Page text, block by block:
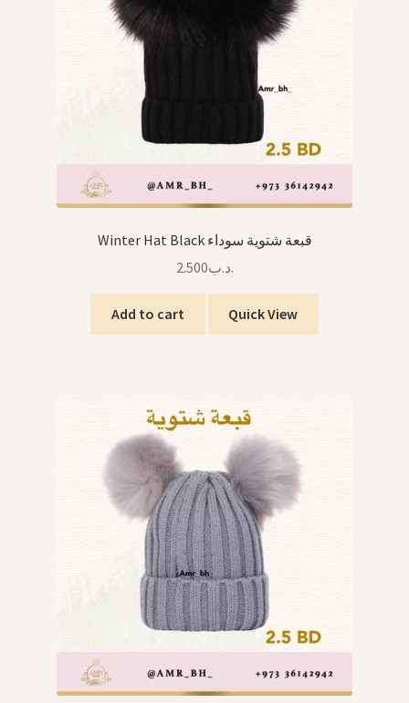
Winter Hat Black قبعة شتوية سوداء
.د.ب2.500
Add to cart Quick View